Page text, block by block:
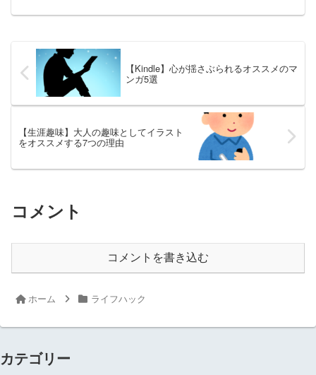
【Kindle】心が揺さぶられるオススメのマ
ンガ5選
【生涯趣味】大人の趣味としてイラスト
をオススメする7つの理由
コメント
コメントを書き込む
ホーム ライフハック
カテゴリー